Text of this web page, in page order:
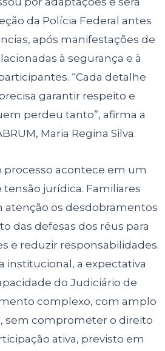
da Polícia Federal antes
após manifestações de
à segurança e à
“Cada detalhe
garantir respeito e
perdeu tanto”, afirma a
Maria Regina Silva.
processo acontece em um
jurídica. Familiares
os desdobramentos
das defesas dos réus para
e reduzir responsabilidades.
institucional, a expectativa
do Judiciário de
complexo, com amplo
sem comprometer o direito
ativa, previsto em